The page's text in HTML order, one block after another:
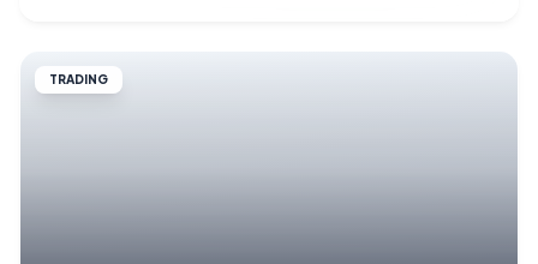
TRADING